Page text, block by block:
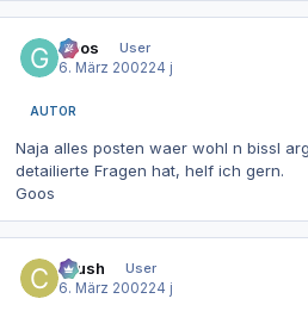
Goos
User
6. März 200224 j
AUTOR
Naja alles posten waer wohl n bissl
detailierte Fragen hat, helf ich gern.
Goos
Crush
User
6. März 200224 j